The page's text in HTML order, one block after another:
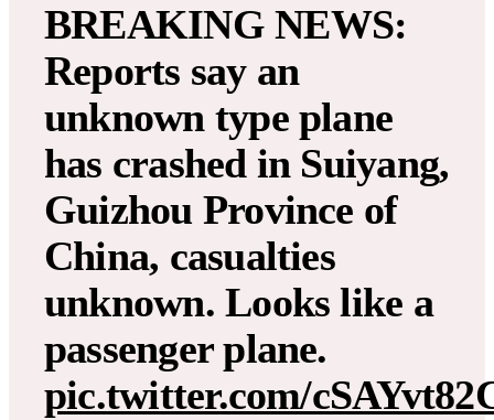
BREAKING NEWS:
Reports say an
unknown type plane
has crashed in Suiyang,
Guizhou Province of
China, casualties
unknown. Looks like a
passenger plane.
pic.twitter.com/